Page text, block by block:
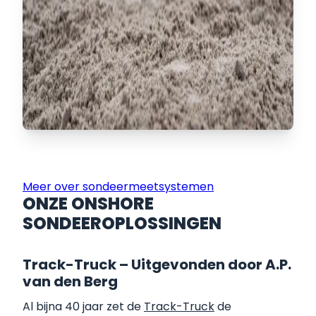
Meer over sondeermeetsystemen
ONZE ONSHORE
SONDEEROPLOSSINGEN
Track-Truck – Uitgevonden door A.P.
van den Berg
Al bijna 40 jaar zet de Track-Truckde